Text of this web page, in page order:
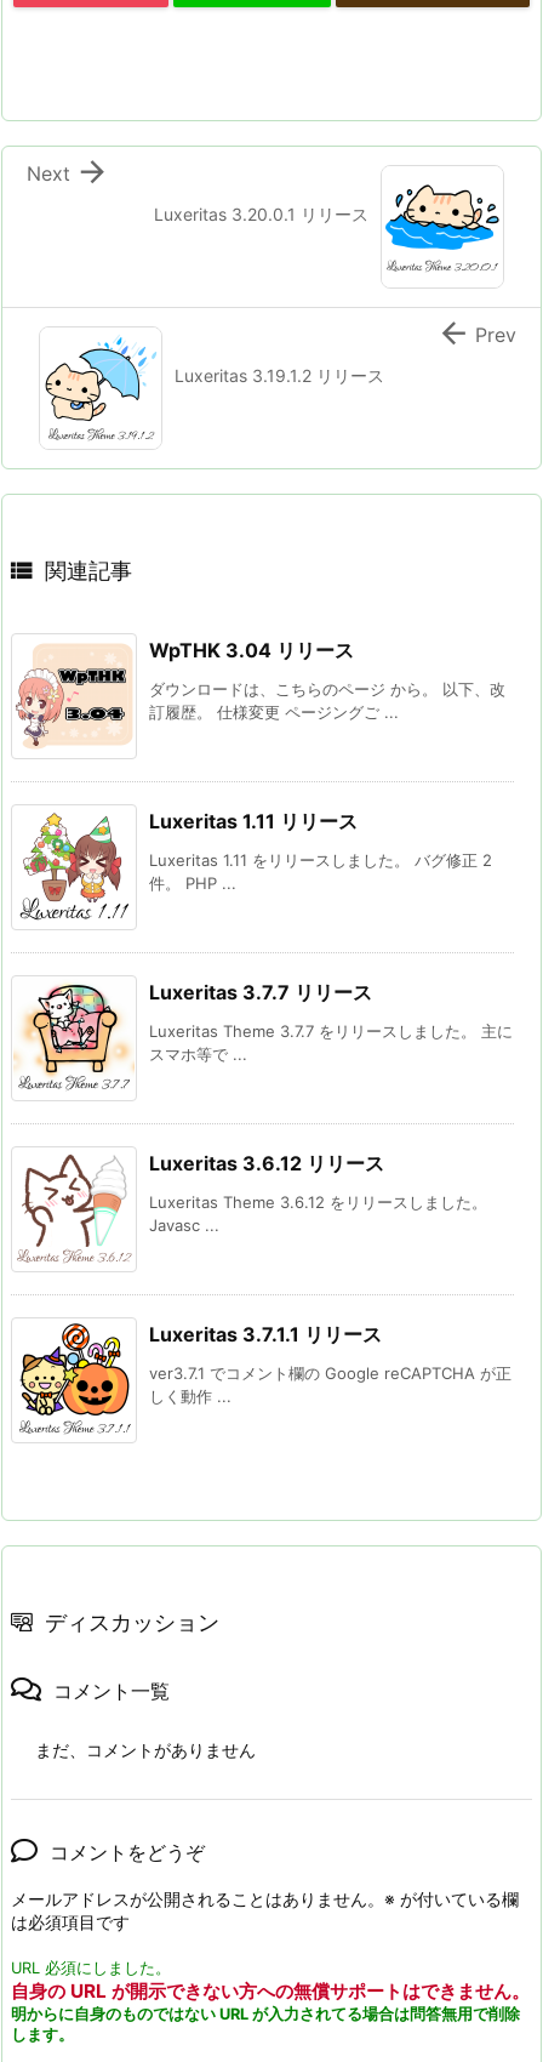
Luxeritas 3.20.0.1 リリース

Next
Luxeritas 3.19.1.2 リリース
 Prev
 関連記事
WpTHK 3.04 リリース
ダウンロードは、こちらのページ から。 以下、改
訂履歴。 仕様変更 ページングご ...
Luxeritas 1.11 リリース
Luxeritas 1.11 をリリースしました。 バグ修正 2
件。 PHP ...
Luxeritas 3.7.7 リリース
Luxeritas Theme 3.7.7 をリリースしました。 主に
スマホ等で ...
Luxeritas 3.6.12 リリース
Luxeritas Theme 3.6.12 をリリースしました。
Javasc ...
Luxeritas 3.7.1.1 リリース
ver3.7.1 でコメント欄の Google reCAPTCHA が正
しく動作 ...
ディスカッション
コメント一覧
まだ、コメントがありません
コメントをどうぞ
メールアドレスが公開されることはありません。 ※ が付いている欄
は必須項目です
URL 必須にしました。
自身の URL が開示できない方への無償サポートはできません。
明からに自身のものではない URL が入力されてる場合は問答無用で削除
します。